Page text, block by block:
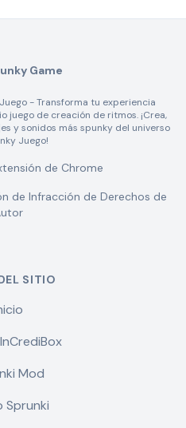
Game
- Transforma tu experiencia
juego de creación de ritmos. ¡Crea,
y sonidos más spunky del universo
Juego!
de Chrome
de Infracción de Derechos de
SITIO
Mod
Sprunki